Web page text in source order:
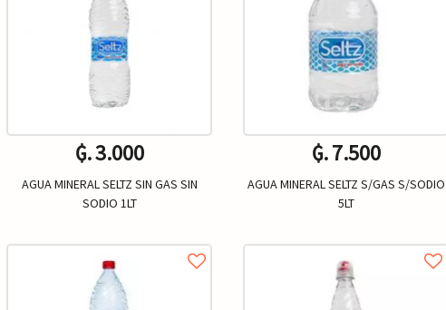
₲. 3.000
AGUA MINERAL SELTZ SIN GAS SIN
SODIO 1LT
₲. 7.500
AGUA MINERAL SELTZ S/GAS S/SODIO
5LT